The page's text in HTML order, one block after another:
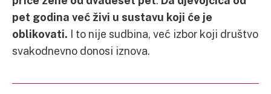
pet godina već živi u sustavu koji će je
oblikovati. I to nije sudbina, već izbor koji društvo
svakodnevno donosi iznova.